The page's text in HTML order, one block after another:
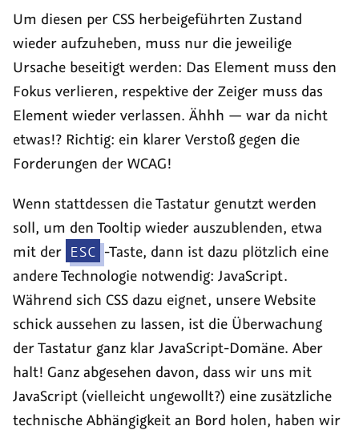
Um diesen per CSS herbeigeführten Zustand
wieder aufzuheben, muss nur die jeweilige
Ursache beseitigt werden: Das Element muss den
Fokus verlieren, respektive der Zeiger muss das
Element wieder verlassen. Ähhh — war da nicht
etwas!? Richtig: ein klarer Verstoß gegen die
Forderungen der WCAG!
Wenn stattdessen die Tastatur genutzt werden
soll, um den Tooltip wieder auszublenden, etwa
mit der ESC -Taste, dann ist dazu plötzlich eine
andere Technologie notwendig: JavaScript.
Während sich CSS dazu eignet, unsere Website
schick aussehen zu lassen, ist die Überwachung
der Tastatur ganz klar JavaScript-Domäne. Aber
halt! Ganz abgesehen davon, dass wir uns mit
JavaScript (vielleicht ungewollt?) eine zusätzliche
technische Abhängigkeit an Bord holen, haben wir